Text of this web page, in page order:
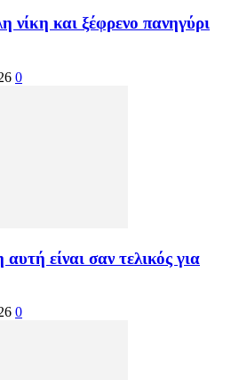
νίκη και ξέφρενο πανηγύρι
0
είναι σαν τελικός για
0